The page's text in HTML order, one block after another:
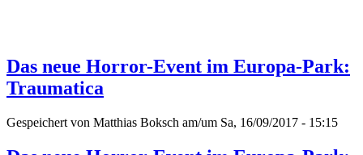
Das neue Horror-Event im Europa-Park:
Traumatica
Gespeichert von Matthias Boksch am/um Sa, 16/09/2017 - 15:15